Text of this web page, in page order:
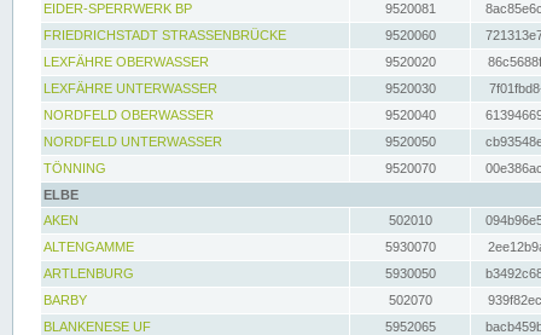
EIDER-SPERRWERK BP
9520081
FRIEDRICHSTADT STRASSENBRÜCKE
9520060
LEXFÄHRE OBERWASSER
9520020
LEXFÄHRE UNTERWASSER
9520030
NORDFELD OBERWASSER
9520040
NORDFELD UNTERWASSER
9520050
TÖNNING
9520070
ELBE
AKEN
502010
ALTENGAMME
5930070
ARTLENBURG
5930050
BARBY
502070
BLANKENESE UF
5952065